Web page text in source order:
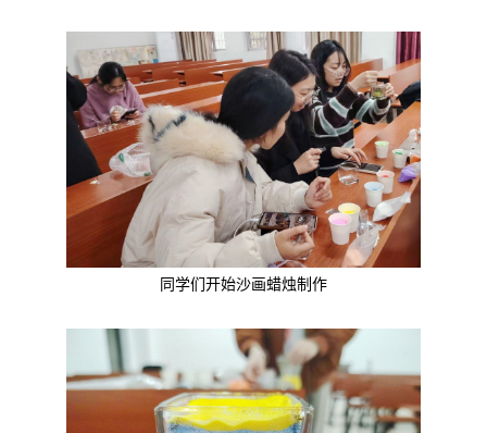
同学们开始沙画蜡烛制作